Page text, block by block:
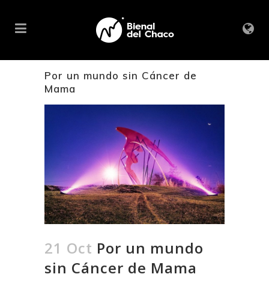
Por un mundo sin Cáncer de
Mama
21 Oct Por un mundo
sin Cáncer de Mama